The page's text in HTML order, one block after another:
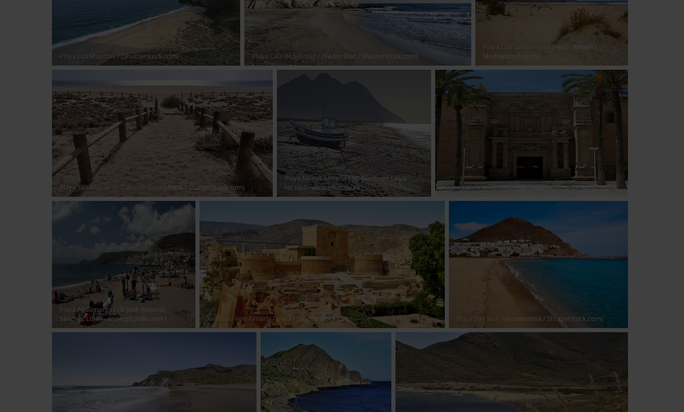
Playa Los Muertos/ (Shutterstock.com) Playa Cala de Mónsul / (Pedro Diaz / Shutterstock.com)
Playa Los Genoveses / (Fesus Robert /
Shutterstock.com)
Playa San Miguel de Cabo de Gata / (NCG / Shutterstock.com)
Playa Nueva Almería/ (© Domingo Leiva
Nicolas - www.photaki.es )
Kathedrale von Almería/ (© Tobboo - Fotolia.com)
Playa Aguamarga / (© José Antonio
Sánchez Luján - www.photaki.com )
Alcazaba von Almería/ (nito / Shutterstock.com) Playa San José/ (lunamarina / Shutterstock.com)